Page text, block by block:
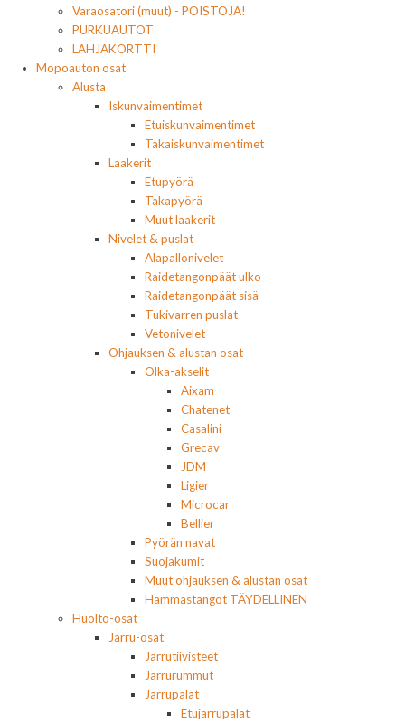
Varaosatori (muut) - POISTOJA!
PURKUAUTOT
LAHJAKORTTI
Mopoauton osat
Alusta
Iskunvaimentimet
Etuiskunvaimentimet
Takaiskunvaimentimet
Laakerit
Etupyörä
Takapyörä
Muut laakerit
Nivelet & puslat
Alapallonivelet
Raidetangonpäät ulko
Raidetangonpäät sisä
Tukivarren puslat
Vetonivelet
Ohjauksen & alustan osat
Olka-akselit
Aixam
Chatenet
Casalini
Grecav
JDM
Ligier
Microcar
Bellier
Pyörän navat
Suojakumit
Muut ohjauksen & alustan osat
Hammastangot TÄYDELLINEN
Huolto-osat
Jarru-osat
Jarrutiivisteet
Jarrurummut
Jarrupalat
Etujarrupalat